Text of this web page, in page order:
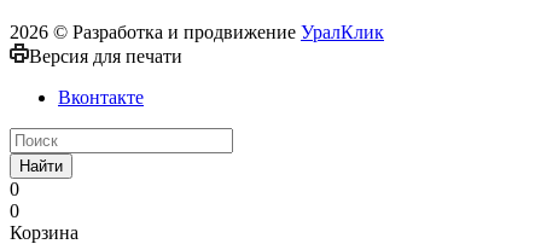
2026 © Разработка и продвижение УралКлик
Версия для печати
Вконтакте
Найти
0
0
Корзина